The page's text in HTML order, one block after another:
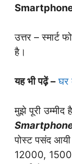
उत्तर – स्मार्ट
है।
यह भी पढ़ें – घर
मुझे पूरी
पोस्ट पसंद
12000,